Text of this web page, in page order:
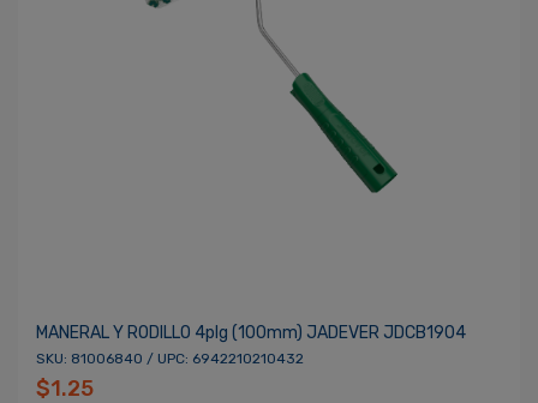
MANERAL Y RODILLO 4plg (100mm) JADEVER JDCB1904
SKU: 81006840 / UPC: 6942210210432
$1.25